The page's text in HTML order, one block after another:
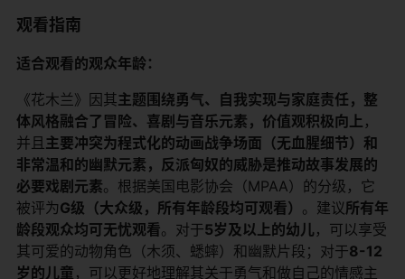
观看指南
​适合观看的观众年龄：​
《花木兰》因其​​主题围绕勇气、自我实现与家庭责任，整
体风格融合了冒险、喜剧与音乐元素，价值观积极向上​ ​，
并且​ ​主要冲突为程式化的动画战争场面（无血腥细节）和
非常温和的幽默元素，反派匈奴的威胁是推动故事发展的
必要戏剧元素​​。根据美国电影协会（MPAA）的分级，它
被评为​​G级（大众级，所有年龄段均可观看）​ ​。建议​​所有年
龄段观众均可无忧观看​​。对于​​5岁及以上的幼儿​ ​，可以享受
其可爱的动物角色（木须、蟋蟀）和幽默片段；对于​​8-12
岁的儿童​ ​，可以更好地理解其关于勇气和做自己的情感主